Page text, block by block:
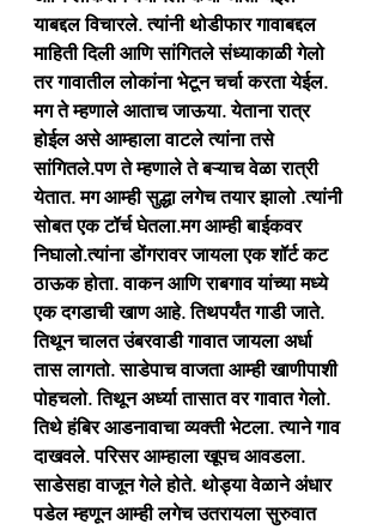
याबद्दल विचारले. त्यांनी थोडीफार गावाबद्दल
माहिती दिली आणि सांगितले संध्याकाळी गेलो
तर गावातील लोकांना भेटून चर्चा करता येईल.
मग ते म्हणाले आताच जाऊया. येताना रात्र
होईल असे आम्हाला वाटले त्यांना तसे
सांगितले.पण ते म्हणाले ते बऱ्याच वेळा रात्री
येतात. मग आम्ही सुद्धा लगेच तयार झालो .त्यांनी
सोबत एक टॉर्च घेतला.मग आम्ही बाईकवर
निघालो.त्यांना डोंगरावर जायला एक शॉर्ट कट
ठाऊक होता. वाकन आणि राबगाव यांच्या मध्ये
एक दगडाची खाण आहे. तिथपर्यंत गाडी जाते.
तिथून चालत उंबरवाडी गावात जायला अर्धा
तास लागतो. साडेपाच वाजता आम्ही खाणीपाशी
पोहचलो. तिथून अर्ध्या तासात वर गावात गेलो.
तिथे हंबिर आडनावाचा व्यक्ती भेटला. त्याने गाव
दाखवले. परिसर आम्हाला खूपच आवडला.
साडेसहा वाजून गेले होते. थोड्या वेळाने अंधार
पडेल म्हणून आम्ही लगेच उतरायला सुरुवात